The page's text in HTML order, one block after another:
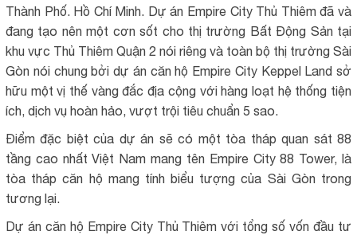
Thành Phố. Hồ Chí Minh. Dự án Empire City Thủ Thiêm đã và
đang tạo nên một cơn sốt cho thị trường Bất Động Sản tại
khu vực Thủ Thiêm Quận 2 nói riêng và toàn bộ thị trường Sài
Gòn nói chung bởi dự án căn hộ Empire City Keppel Land sở
hữu một vị thế vàng đắc địa cộng với hàng loạt hệ thống tiện
ích, dịch vụ hoàn hảo, vượt trội tiêu chuẩn 5 sao.
Điểm đặc biệt của dự án sẽ có một tòa tháp quan sát 88
tầng cao nhất Việt Nam mang tên Empire City 88 Tower, là
tòa tháp căn hộ mang tính biểu tượng của Sài Gòn trong
tương lại.
Dự án căn hộ Empire City Thủ Thiêm với tổng số vốn đầu tư